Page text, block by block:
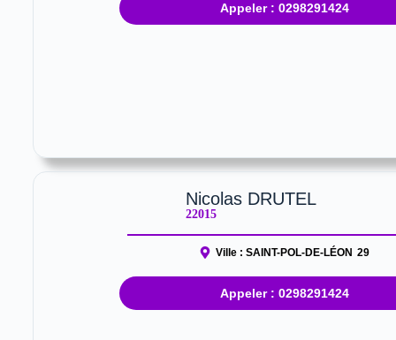
Appeler : 0298291424
Nicolas DRUTEL
22015
Ville :SAINT-POL-DE-LÉON 29
Appeler : 0298291424